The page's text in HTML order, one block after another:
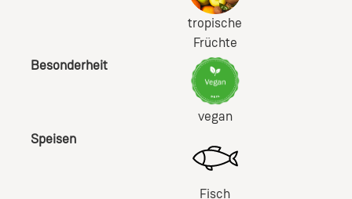
tropische
Früchte
Besonderheit
vegan
Speisen
Fisch